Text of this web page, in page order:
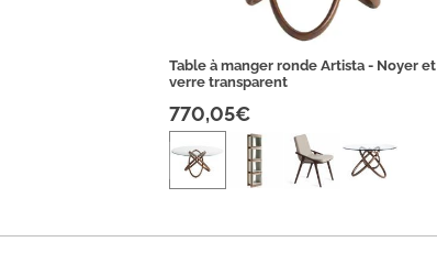
Table à manger ronde Artista - Noyer et
verre transparent
770,05€